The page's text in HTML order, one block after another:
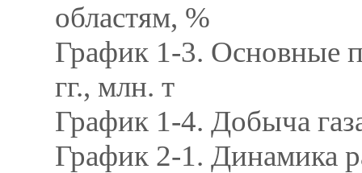
областям, %
График 1-3. Основные
гг., млн. т
График 1-4. Добыча
График 2-1. Динамика